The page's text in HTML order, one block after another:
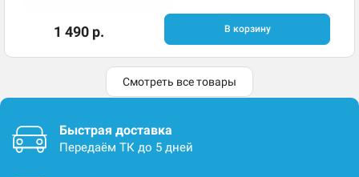
1 490 р. В корзину
Смотреть все товары
Быстрая доставка
Передаём ТК до 5 дней